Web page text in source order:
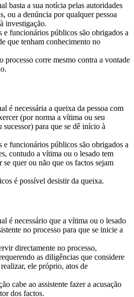
basta a sua notícia pelas autoridades
ou a denúncia por qualquer pessoa
investigação.
e funcionários públicos são obrigados a
que tenham conhecimento no
processo corre mesmo contra a vontade
é necessária a queixa da pessoa com
(por norma a vítima ou seu
sucessor) para que se dê início à
e funcionários públicos são obrigados a
contudo a vítima ou o lesado tem
se quer ou não que os factos sejam
é possível desistir da queixa.
é necessário que a vítima ou o lesado
no processo para que se inicie a
directamente no processo,
as diligências que considere
ele próprio, atos de
cabe ao assistente fazer a acusação
dos factos.